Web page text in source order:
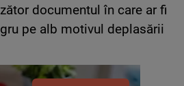
documentul în care ar fi
pe alb motivul deplasării